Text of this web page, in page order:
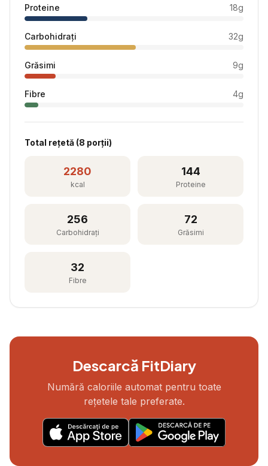
Proteine 18g
Carbohidrați 32g
Grăsimi 9g
Fibre 4g
Total rețetă (8 porții)
2280
kcal
144
Proteine
256
Carbohidrați
72
Grăsimi
32
Fibre
Descarcă FitDiary
Numără caloriile automat pentru toate
rețetele tale preferate.